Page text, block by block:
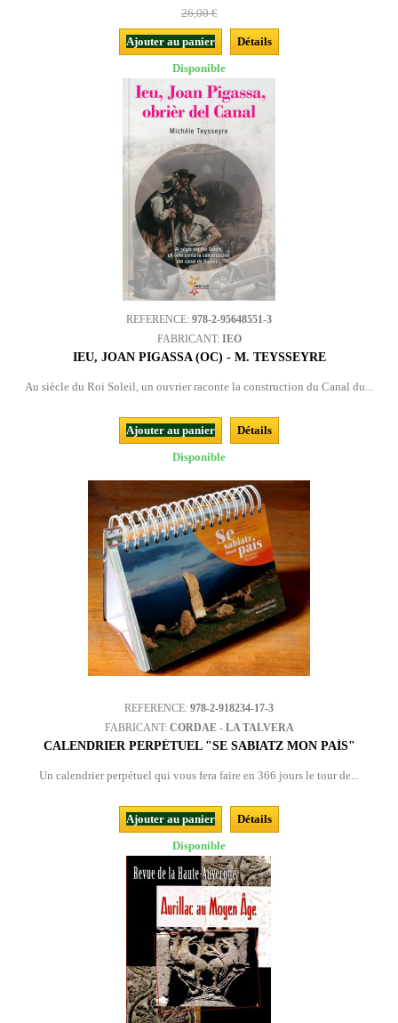
26,00 €
Ajouter au panier
Détails
Disponible
REFERENCE: 978-2-95648551-3
FABRICANT: IEO
IEU, JOAN PIGASSA (OC) - M. TEYSSEYRE
Au siècle du Roi Soleil, un ouvrier raconte la construction du Canal du...
Ajouter au panier
Détails
Disponible
REFERENCE: 978-2-918234-17-3
FABRICANT: CORDAE - LA TALVERA
CALENDRIER PERPÉTUEL "SE SABIATZ MON PAÍS"
Un calendrier perpétuel qui vous fera faire en 366 jours le tour de...
Ajouter au panier
Détails
Disponible